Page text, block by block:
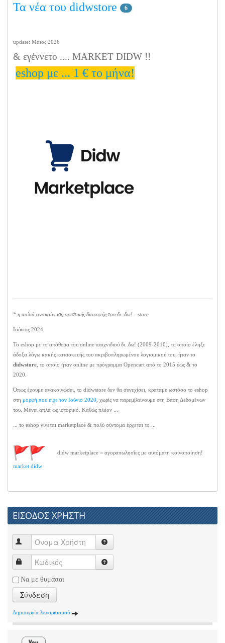
Τα νέα του didwstore
6
update: Μάιος 2026
& εγέννετο .... MARKET DIDW !!
eshop με ... 1 € το μήνα!
* η παλιά ανακοίνωση οριστικής διακοπής του δι..δω! - store
Ιούνιος 2024
Το eshop με το απόθεμα του online παιχνιδιού δι..δω! (2009-2010), το οποίο έληξε
άδοξα λόγω κακής κατασκευής του ακριβοπληρωμένου λογισμικού του, ήταν το
didwstore , το οποίο ήταν online με πρόγραμμα Opencart από το 2015 έως & το
2020.
Όπως έχουμε ανακοινώσει, το didwstore δεν θα συνεχίσει, κρατάμε ωστόσο το eshop
στη μορφή που είχε τον Ιούνιο 2020 , χωρίς να παρεμβαίνουμε στη Βάση Δεδομένων
του. Μένει απλά ως ιστορικό. Καθώς πλέον ...
... το eshop γίνεται marketplace & πολύ σύντομα έρχεται το ...
didw marketplace = αγοραπωλησίες με αυτόματη κοινοποίηση!
market didw
ΕΙΣΟΔΟΣ ΧΡΗΣΤΗ
Να με θυμάσαι
Σύνδεση
Δημιουργία λογαριασμού